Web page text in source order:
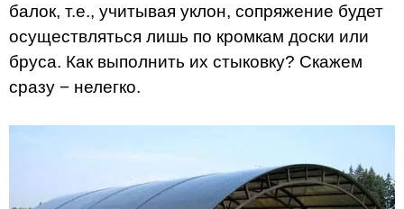
балок, т.е., учитывая уклон, сопряжение будет
осуществляться лишь по кромкам доски или
бруса. Как выполнить их стыковку? Скажем
сразу − нелегко.